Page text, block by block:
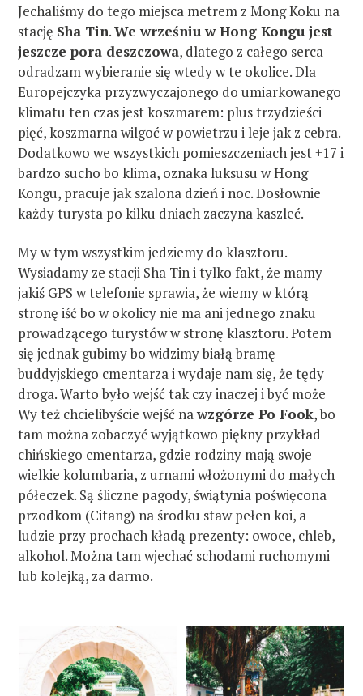
Jechaliśmy do tego miejsca metrem z Mong Koku na
stację Sha Tin.We wrześniu w Hong Kongu jest
jeszcze pora deszczowa, dlatego z całego serca
odradzam wybieranie się wtedy w te okolice. Dla
Europejczyka przyzwyczajonego do umiarkowanego
klimatu ten czas jest koszmarem: plus trzydzieści
pięć, koszmarna wilgoć w powietrzu i leje jak z cebra.
Dodatkowo we wszystkich pomieszczeniach jest +17 i
bardzo sucho bo klima, oznaka luksusu w Hong
Kongu, pracuje jak szalona dzień i noc. Dosłownie
każdy turysta po kilku dniach zaczyna kaszleć.
My w tym wszystkim jedziemy do klasztoru.
Wysiadamy ze stacji Sha Tin i tylko fakt, że mamy
jakiś GPS w telefonie sprawia, że wiemy w którą
stronę iść bo w okolicy nie ma ani jednego znaku
prowadzącego turystów w stronę klasztoru. Potem
się jednak gubimy bo widzimy białą bramę
buddyjskiego cmentarza i wydaje nam się, że tędy
droga. Warto było wejść tak czy inaczej i być może
Wy też chcielibyście wejść nawzgórze Po Fook, bo
tam można zobaczyć wyjątkowo piękny przykład
chińskiego cmentarza, gdzie rodziny mają swoje
wielkie kolumbaria, z urnami włożonymi do małych
półeczek. Są śliczne pagody, świątynia poświęcona
przodkom (Citang) na środku staw pełen koi, a
ludzie przy prochach kładą prezenty: owoce, chleb,
alkohol. Można tam wjechać schodami ruchomymi
lub kolejką, za darmo.